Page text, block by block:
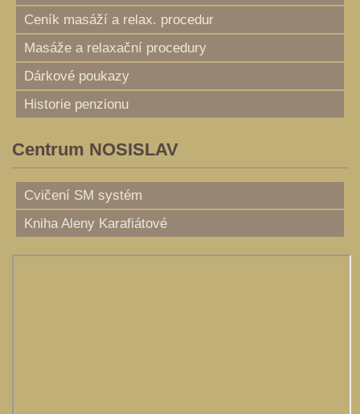
Ceník masáží a relax. procedur
Masáže a relaxační procedury
Dárkové poukazy
Historie penzionu
Centrum NOSISLAV
Cvičení SM systém
Kniha Aleny Karafiátové